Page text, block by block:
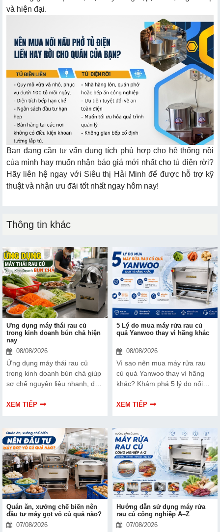
và hiện đại.
Bạn đang cần tư vấn dung tích phù hợp cho hệ thống nồi
của mình hay muốn nhận báo giá mới nhất cho tủ điện rời?
Hãy liên hệ ngay với Siêu thị Hải Minh để được hỗ trợ kỹ
thuật và nhận ưu đãi tốt nhất ngay hôm nay!
Thông tin khác
Ứng dụng máy thái rau củ
trong kinh doanh bún chả hiện
nay
08/08/2026
Ứng dụng máy thái rau củ
trong kinh doanh bún chả giúp
sơ chế nguyên liệu nhanh, đều
cao hiệu quả vận hành quán.
XEM TIẾP
5 Lý do mua máy rửa rau củ
quả Yanwoo thay vì hãng khác
08/08/2026
Vì sao nên mua máy rửa rau
củ quả Yanwoo thay vì hãng
khác? Khám phá 5 lý do nổi
suất vận hành, độ bền, tính
thiết bị phù hợp.
XEM TIẾP
Quán ăn, xưởng chế biến nên
đầu tư máy gọt vỏ củ quả nào?
07/08/2026
Hướng dẫn sử dụng máy rửa
rau củ công nghiệp A–Z
07/08/2026